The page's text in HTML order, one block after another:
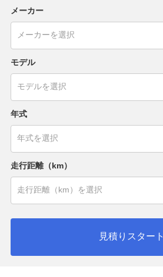
メーカー
モデル
年式
走行距離（km）
見積りスタート